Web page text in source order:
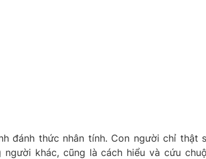
đánh thức nhân tính. Con người chỉ thật
khác, cũng là cách hiểu và cứu